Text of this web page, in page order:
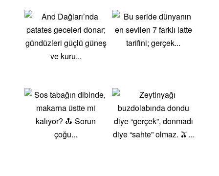
pirinç noodle’ları, taze otlar ve ince dilimlenmiş et ile
yapılır. Özellikle soğuk havalarda tercih edilir.
MochiJapon mutfağının bu tatlısı, pirinç hamurunun
tatlı dolgu ile doldurulmasıyla yapılır. Çeşitli meyve,
dondurma veya tatlı fasulye ezmesi ile doldurulabilir.
mutfağı, bol miktarda taze sebze, deniz ürünleri ve
sağlıklı yağlar kullanır. Bu, dengeli ve besleyici bir
beslenme sağlar. Fermente edilmiş gıdalar, sindirim
sağlığını desteklerken, deniz ürünleri omega-3 yağ
asitleri bakımından zengindir ve kalp sağlığına